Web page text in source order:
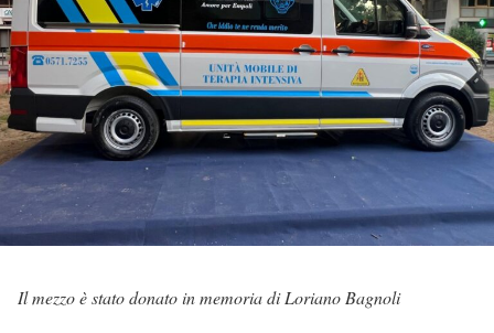
Il mezzo è stato donato in memoria di Loriano Bagnoli